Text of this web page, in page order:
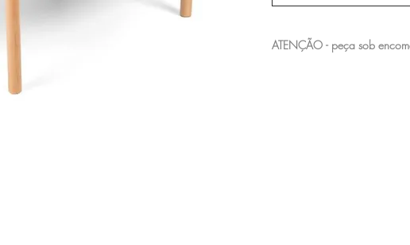
ATENÇÃO - peça sob